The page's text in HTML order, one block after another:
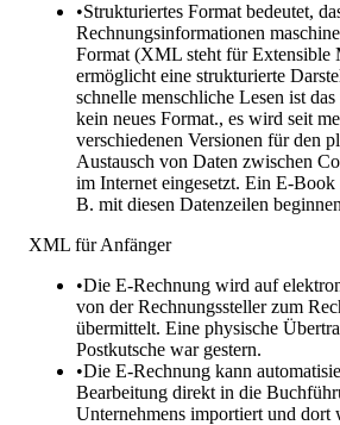
•Strukturiertes Format bedeutet,
Rechnungsinformationen
Format (XML steht für Extensible
ermöglicht eine strukturierte
schnelle menschliche Lesen ist
kein neues Format., es wird seit
verschiedenen Versionen für den
Austausch von Daten zwischen
im Internet eingesetzt. Ein E-
B. mit diesen Datenzeilen
XML für Anfänger
•Die E-Rechnung wird auf
von der Rechnungssteller zum
übermittelt. Eine physische
Postkutsche war gestern.
•Die E-Rechnung kann
Bearbeitung direkt in die
Unternehmens importiert und dort